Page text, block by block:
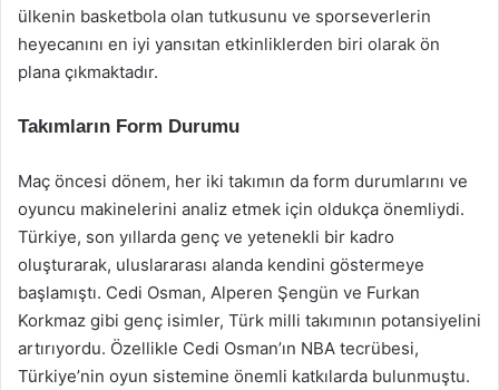
ülkenin basketbola olan tutkusunu ve sporseverlerin
heyecanını en iyi yansıtan etkinliklerden biri olarak ön
plana çıkmaktadır.
Takımların Form Durumu
Maç öncesi dönem, her iki takımın da form durumlarını ve
oyuncu makinelerini analiz etmek için oldukça önemliydi.
Türkiye, son yıllarda genç ve yetenekli bir kadro
oluşturarak, uluslararası alanda kendini göstermeye
başlamıştı. Cedi Osman, Alperen Şengün ve Furkan
Korkmaz gibi genç isimler, Türk milli takımının potansiyelini
artırıyordu. Özellikle Cedi Osman’ın NBA tecrübesi,
Türkiye’nin oyun sistemine önemli katkılarda bulunmuştu.